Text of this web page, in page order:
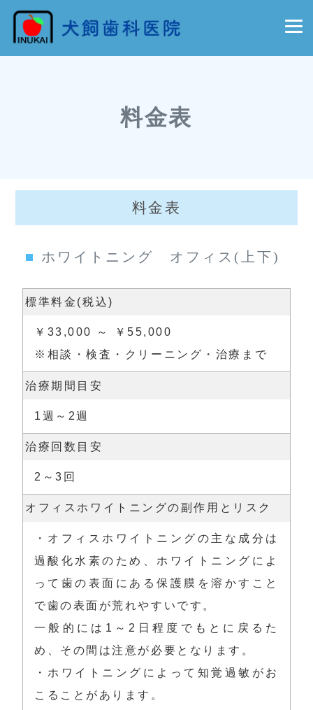
料金表
料金表
ホワイトニング オフィス(上下)
標準料金(税込)
￥33,000 ～ ￥55,000
※相談・検査・クリーニング・治療まで
治療期間目安
1週～2週
治療回数目安
2～3回
オフィスホワイトニングの副作用とリスク
・オフィスホワイトニングの主な成分は
過酸化水素のため、ホワイトニングによ
って歯の表面にある保護膜を溶かすこと
で歯の表面が荒れやすいです。
一般的には1～2日程度でもとに戻るた
め、その間は注意が必要となります。
・ホワイトニングによって知覚過敏がお
こることがあります。